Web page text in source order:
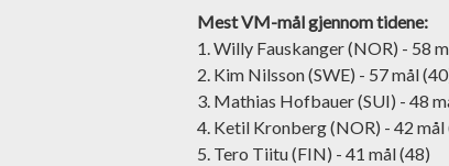
Mest VM-mål gjennom tidene:
1. Willy Fauskanger (NOR) - 58
2. Kim Nilsson (SWE) - 57 mål
3. Mathias Hofbauer (SUI) - 48
4. Ketil Kronberg (NOR) - 42 mål
5. Tero Tiitu (FIN) - 41 mål (48)